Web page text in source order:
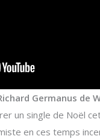
Germanus de
un single de Noël
en ces temps